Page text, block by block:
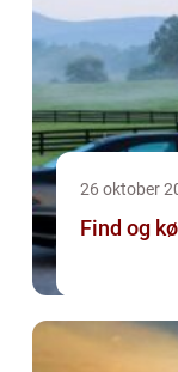
26 oktober
Find og